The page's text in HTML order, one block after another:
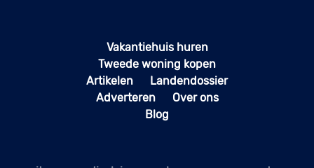
Vakantiehuis huren
Tweede woning kopen
Artikelen
Landendossier
Adverteren
Over ons
Blog